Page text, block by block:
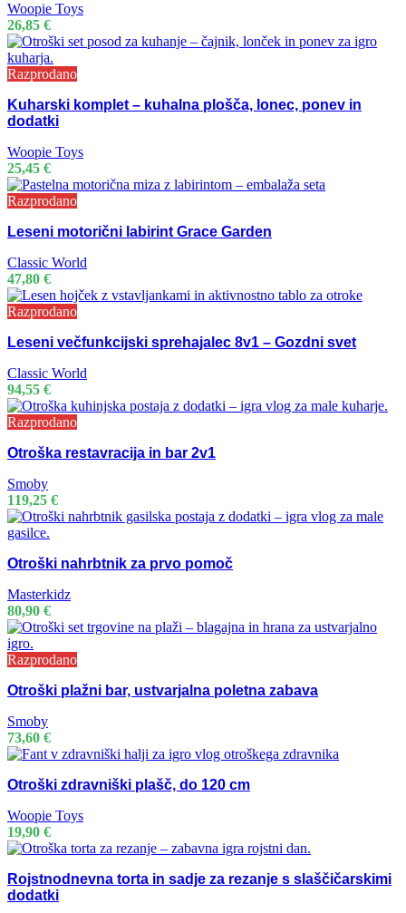
Woopie Toys
26,85 €
Razprodano
Kuharski komplet – kuhalna plošča, lonec, ponev in
dodatki
Woopie Toys
25,45 €
Razprodano
Leseni motorični labirint Grace Garden
Classic World
47,80 €
Razprodano
Leseni večfunkcijski sprehajalec 8v1 – Gozdni svet
Classic World
94,55 €
Razprodano
Otroška restavracija in bar 2v1
Smoby
119,25 €
Otroški nahrbtnik za prvo pomoč
Masterkidz
80,90 €
Razprodano
Otroški plažni bar, ustvarjalna poletna zabava
Smoby
73,60 €
Otroški zdravniški plašč, do 120 cm
Woopie Toys
19,90 €
Rojstnodnevna torta in sadje za rezanje s slaščičarskimi
dodatki